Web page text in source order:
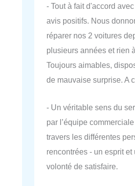
- Tout à fait d'accord
avis positifs. Nous
réparer nos 2 voitures
plusieurs années et rien
Toujours aimables,
de mauvaise surprise. A
- Un véritable sens du
par l’équipe commerciale
travers les différentes
rencontrées - un esprit et
volonté de satisfaire.